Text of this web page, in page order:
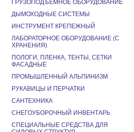
ГРУЗОПОДЪЕМНОЕ ОБОРУДОВАНИЕ
ДЫМОХОДНЫЕ СИСТЕМЫ
ИНСТРУМЕНТ КРЕПЕЖНЫЙ
ЛАБОРАТОРНОЕ ОБОРУДОВАНИЕ (С
ХРАНЕНИЯ)
ПОЛОГИ, ПЛЕНКА, ТЕНТЫ, СЕТКИ
ФАСАДНЫЕ
ПРОМЫШЛЕННЫЙ АЛЬПИНИЗМ
РУКАВИЦЫ И ПЕРЧАТКИ
САНТЕХНИКА
СНЕГОУБОРОЧНЫЙ ИНВЕНТАРЬ
СПЕЦИАЛЬНЫЕ СРЕДСТВА ДЛЯ